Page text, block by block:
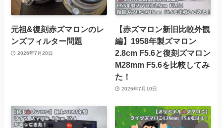
元祖&復刻赤ズマロンのレ
ンズフィルター問題
2026年7月20日
【赤ズマロン新旧比較外観
編】1958年製ズマロン
2.8cm F5.6と復刻ズマロン
M28mm F5.6を比較してみ
た！
2026年7月10日